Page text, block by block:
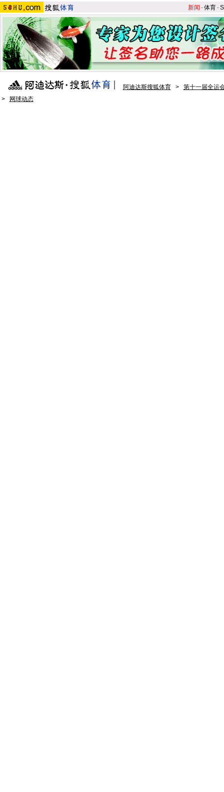
新闻 -体育-S
阿迪达斯搜狐体育 >
第十一届全运
>
网球动态